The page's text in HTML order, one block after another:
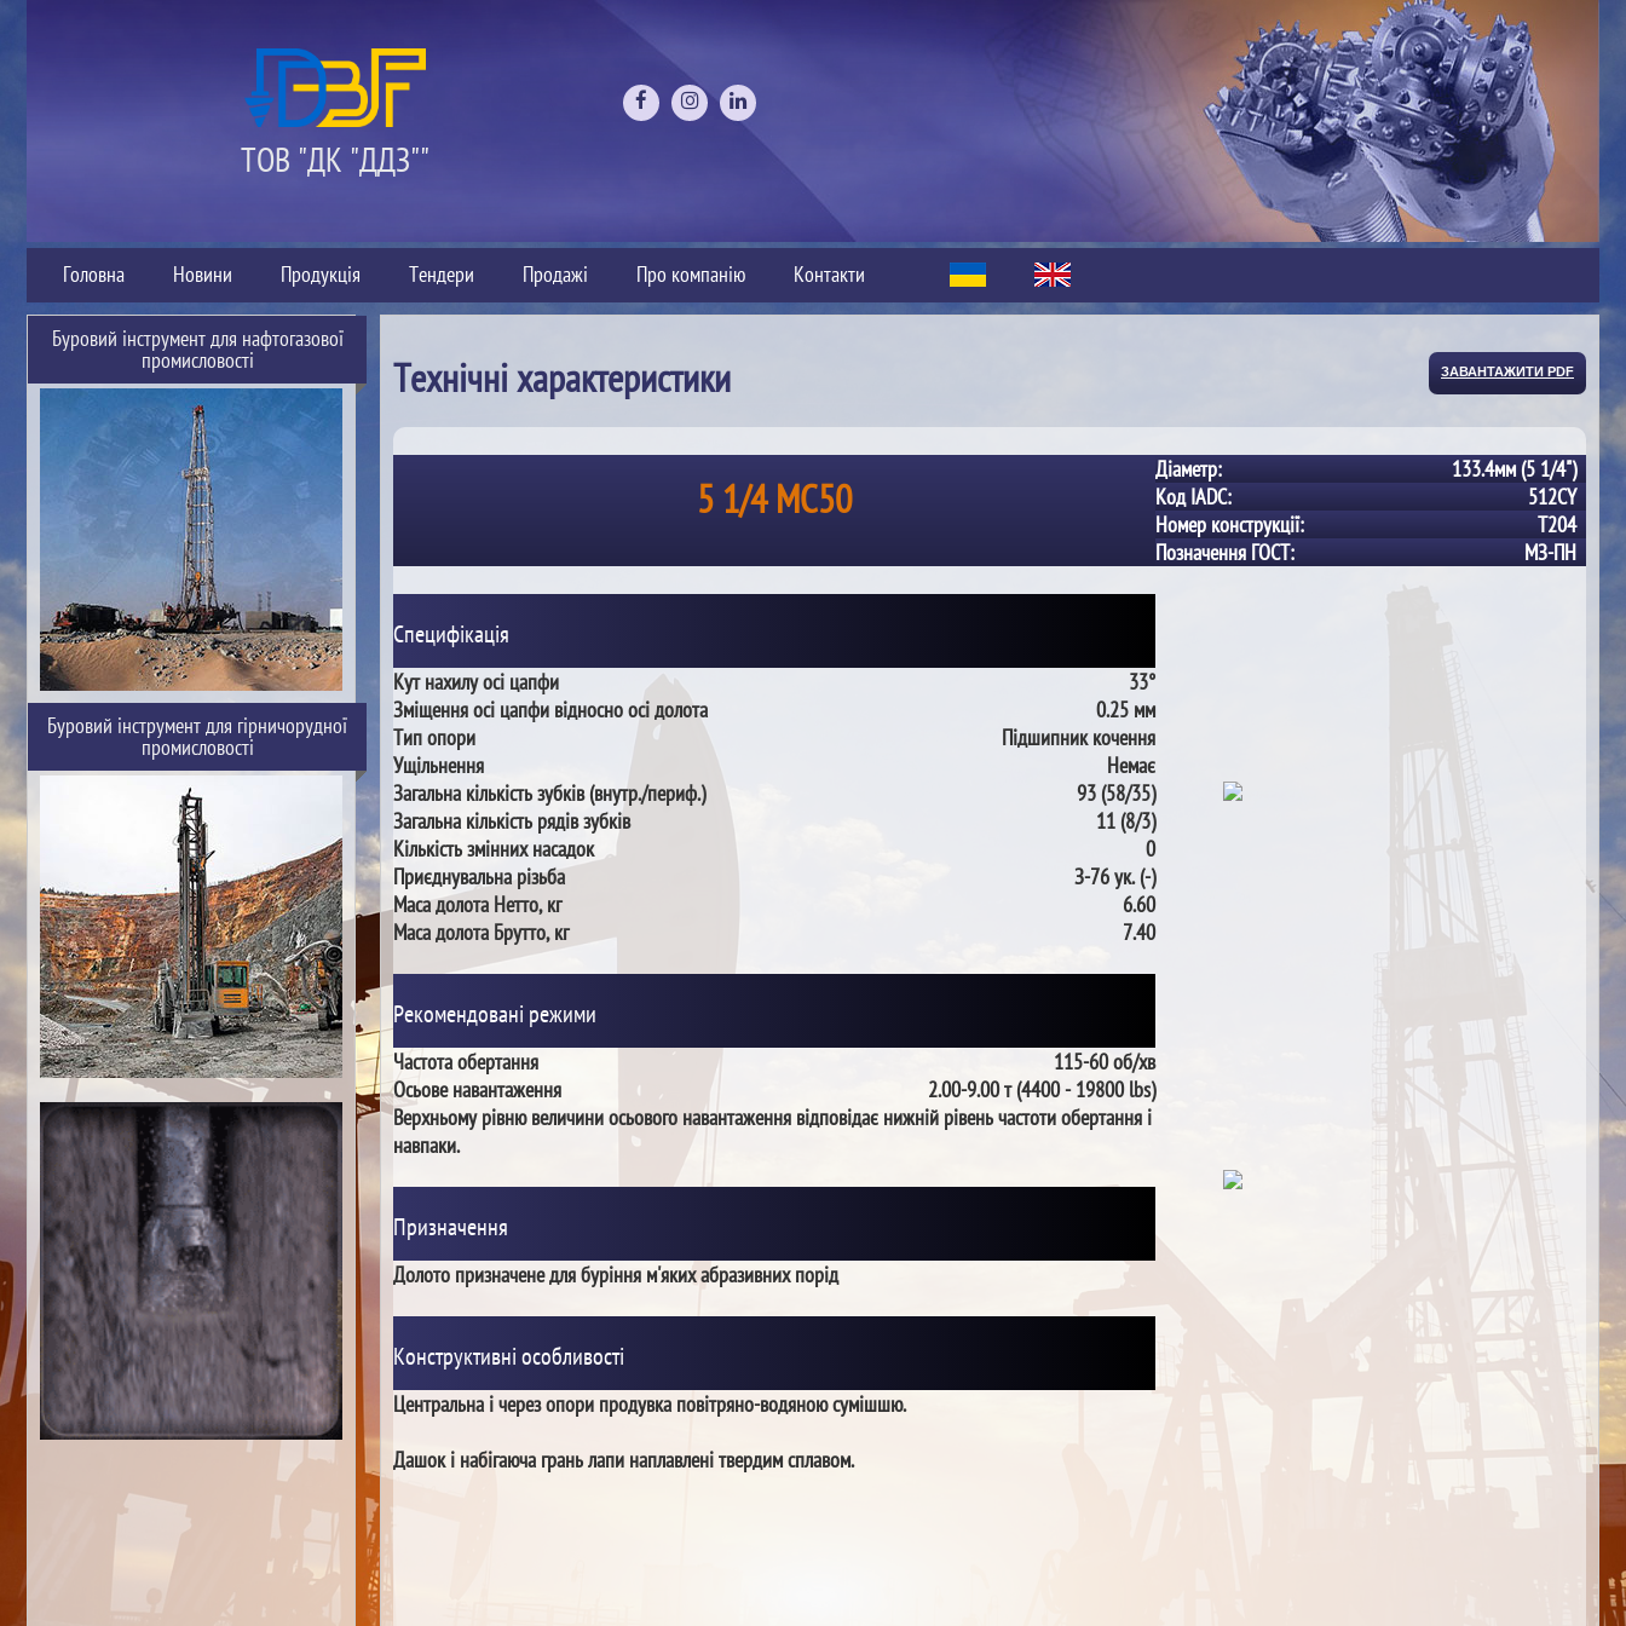
ТОВ "ДК "ДДЗ""
Головна Новини Продукція Тендери Продажі Про компанію Контакти
Буровий інструмент для нафтогазової
промисловості
Буровий інструмент для гірничорудної
промисловості
ЗАВАНТАЖИТИ PDF
Технічні характеристики
5 1/4 MC50
Діаметр:
133.4мм (5 1/4")
Код IADC:
512CY
Номер конструкції:
T204
Позначення ГОСТ:
МЗ-ПН
Специфікація
Кут нахилу осі цапфи
33°
Зміщення осі цапфи відносно осі долота
0.25 мм
Тип опори
Підшипник кочення
Ущільнення
Немає
Загальна кількість зубків (внутр./периф.)
93 (58/35)
Загальна кількість рядів зубків
11 (8/3)
Кількість змінних насадок
0
Приєднувальна різьба
З-76 ук. (-)
Маса долота Нетто, кг
6.60
Маса долота Брутто, кг
7.40
Рекомендовані режими
Частота обертання
115-60 об/хв
Осьове навантаження
2.00-9.00 т (4400 - 19800 lbs)
Верхньому рівню величини осьового навантаження відповідає нижній рівень частоти обертання і
навпаки.
Призначення
Долото призначене для буріння м'яких абразивних порід
Конструктивні особливості
Центральна і через опори продувка повітряно-водяною сумішшю.
Дашок і набігаюча грань лапи наплавлені твердим сплавом.